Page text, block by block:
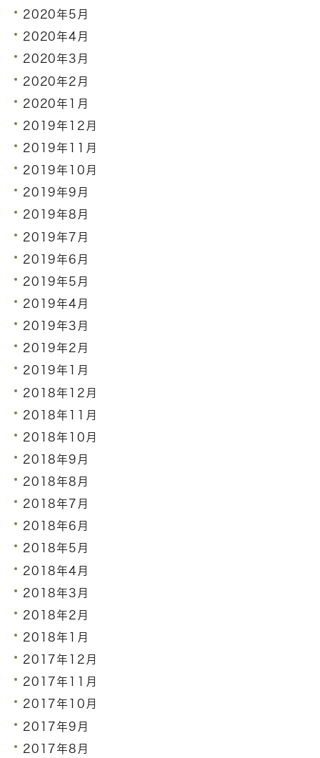
2020年5月
2020年4月
2020年3月
2020年2月
2020年1月
2019年12月
2019年11月
2019年10月
2019年9月
2019年8月
2019年7月
2019年6月
2019年5月
2019年4月
2019年3月
2019年2月
2019年1月
2018年12月
2018年11月
2018年10月
2018年9月
2018年8月
2018年7月
2018年6月
2018年5月
2018年4月
2018年3月
2018年2月
2018年1月
2017年12月
2017年11月
2017年10月
2017年9月
2017年8月